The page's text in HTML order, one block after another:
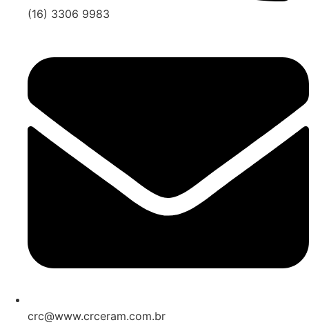
(16) 3306 9983
crc@www.crceram.com.br